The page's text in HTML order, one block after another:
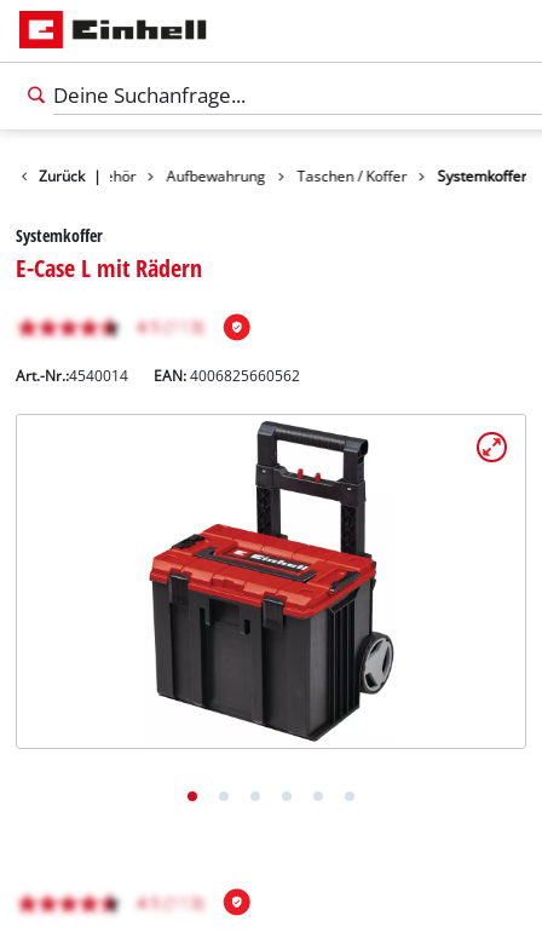
Zurück |
Zubehör Aufbewahrung Taschen / Koffer Systemkoffer
Systemkoffer
E-Case L mit Rädern
Art.-Nr.:4540014 EAN:4006825660562